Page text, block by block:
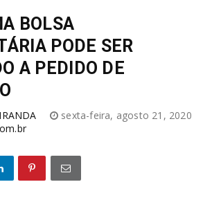
BOLSA
PODE SER
A PEDIDO DE
sexta-feira, agosto 21, 2020